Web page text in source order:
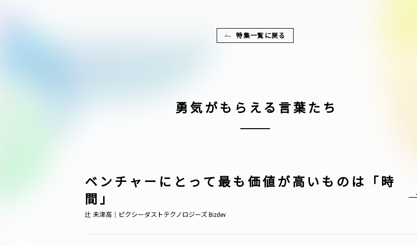
特集一覧に戻る
勇気がもらえる言葉たち
ベンチャーにとって最も価値が高いものは「時
間」
辻 未津高｜ピクシーダストテクノロジーズ Bizdev